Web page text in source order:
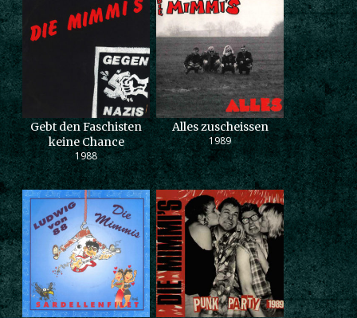
Gebt den Faschisten
keine Chance
1988
Alles zuscheissen
1989